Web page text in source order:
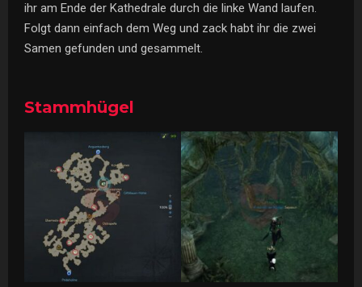
ihr am Ende der Kathedrale durch die linke Wand laufen.
Folgt dann einfach dem Weg und zack habt ihr die zwei
Samen gefunden und gesammelt.
Stammhügel